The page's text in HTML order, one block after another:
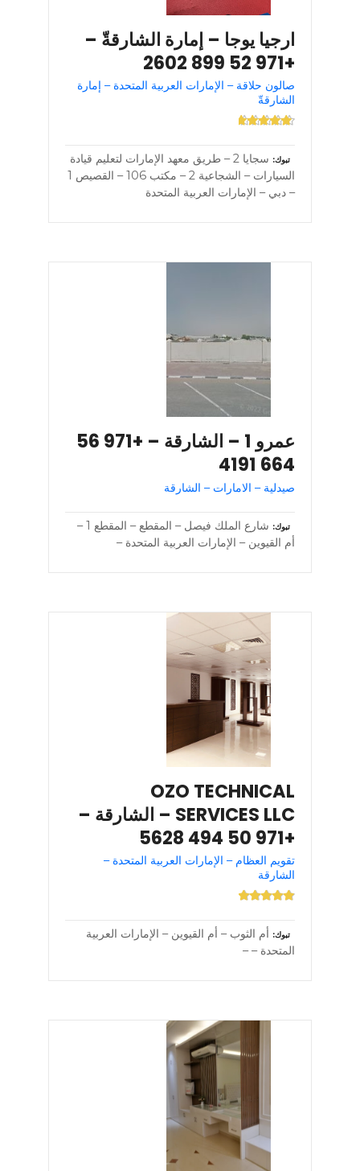
ارجيا يوجا – إمارة الشارقةّ –
+971 52 899 2602
صالون حلاقة – الإمارات العربية المتحدة – إمارة
الشارقةّ
تبوك
سجايا 2 – طريق معهد الإمارات لتعليم قيادة
السيارات – الشجاعية 2 – مكتب 106 – القصيص 1
– دبي – الإمارات العربية المتحدة
عمرو 1 – الشارقة – +971 56
664 4191
صيدلية – الامارات – الشارقة
تبوك
شارع الملك فيصل – المقطع – المقطع 1 –
أم القيوين – الإمارات العربية المتحدة –
OZO TECHNICAL
SERVICES LLC – الشارقة –
+971 50 494 5628
تقويم العظام – الإمارات العربية المتحدة –
الشارقة
تبوك
أم الثوب – أم القيوين – الإمارات العربية
المتحدة – –